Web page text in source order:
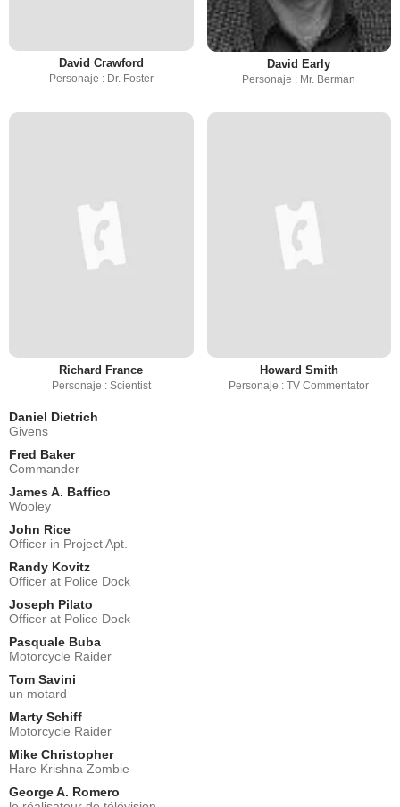
David Crawford
Personaje : Dr. Foster
David Early
Personaje : Mr. Berman
Richard France
Personaje : Scientist
Howard Smith
Personaje : TV Commentator
Daniel Dietrich
Givens
Fred Baker
Commander
James A. Baffico
Wooley
John Rice
Officer in Project Apt.
Randy Kovitz
Officer at Police Dock
Joseph Pilato
Officer at Police Dock
Pasquale Buba
Motorcycle Raider
Tom Savini
un motard
Marty Schiff
Motorcycle Raider
Mike Christopher
Hare Krishna Zombie
George A. Romero